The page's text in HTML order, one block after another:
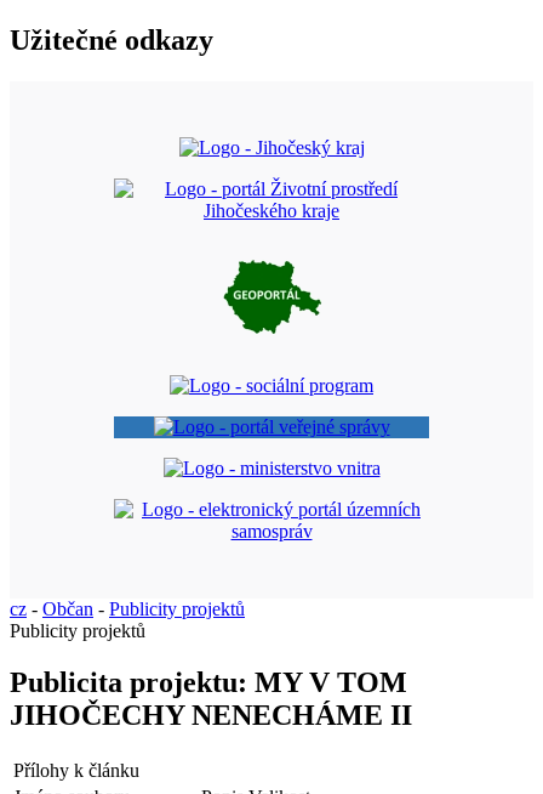
Užitečné odkazy
cz - Občan - Publicity projektů
Publicity projektů
Publicita projektu: MY V TOM
JIHOČECHY NENECHÁME II
Přílohy k článku